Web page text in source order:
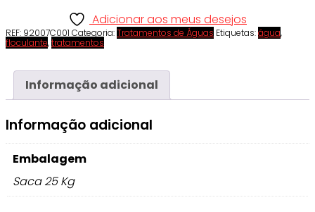
Adicionar aos meus desejos
REF: 92007C001 Categoria:Tratamentos de Águas Etiquetas:água,
floculante,tratamentos
Informação adicional
Informação adicional
Embalagem
Saca 25 Kg